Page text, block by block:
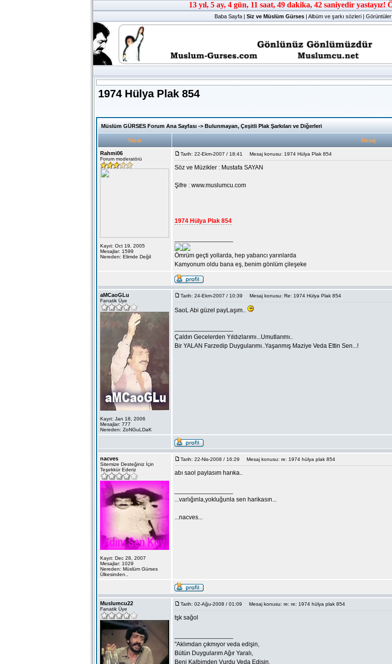
Baba Sayfa | Siz ve Müslüm Gürses | Albüm ve şarkı sözleri | Görüntüler
1974 Hülya Plak 854
Müslüm GÜRSES Forum Ana Sayfası-> Bulunmayan, Çeşitli Plak Şarkıları ve Diğerleri
Yazar Mesaj
Rahmi06
Forum moderatörü
Kayıt: Oct 19, 2005
Mesajlar: 1599
Nereden: Elimde Değil
Tarih: 22-Ekm-2007 / 18:41 Mesaj konusu: 1974 Hülya Plak 854
Söz ve Müzikler : Mustafa SAYAN
Şifre : www.muslumcu.com
1974 Hülya Plak 854
Ömrüm geçti yollarda, hep yabancı yarınlarda
Kamyonum oldu bana eş, benim gönlüm çileşeke
aMCaoGLu
Fanatik Üye
Kayıt: Jan 18, 2006
Mesajlar: 777
Nereden: ZoNGuLDaK
Tarih: 24-Ekm-2007 / 10:39 Mesaj konusu: Re: 1974 Hülya Plak 854
SaoL Abi güzel payLaşım..
Çaldın Gecelerden Yıldızlarımı...Umutlarımı..
Bir YALAN Farzedip Duygularımı..Yaşanmış Maziye Veda Ettin Sen...!
nacves
Sitemize Desteğiniz İçin
Teşekkür Ederiz
Kayıt: Dec 28, 2007
Mesajlar: 1029
Nereden: Müslüm Gürses
Ülkesinden..
Tarih: 22-Nis-2008 / 16:29 Mesaj konusu: re: 1974 hülya plak 854
abı saol paylasım harıka..
...varlığınla,yokluğunla sen harikasın...
...nacves...
Muslumcu22
Fanatik Üye
Tarih: 02-Ağu-2008 / 01:09 Mesaj konusu: re: re: 1974 hülya plak 854
tşk sağol
"Aklımdan çıkmıyor veda edişin,
Bütün Duygularım Ağır Yaralı,
Beni Kalbimden Vurdu Veda Edişin,